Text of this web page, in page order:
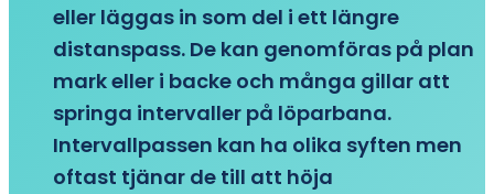
eller läggas in som del i ett längre
distanspass. De kan genomföras på plan
mark eller i backe och många gillar att
springa intervaller på löparbana.
Intervallpassen kan ha olika syften men
oftast tjänar de till att höja